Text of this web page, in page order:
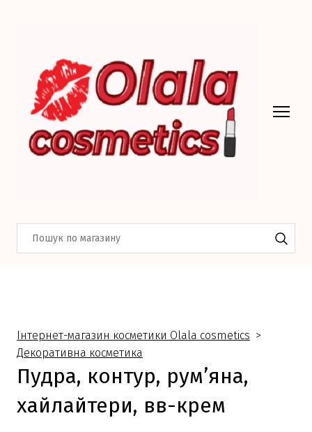
Інтернет-магазин косметики Olala cosmetics
Декоративна косметика
Пудра, контур, рум’яна,
хайлайтери, вв-крем